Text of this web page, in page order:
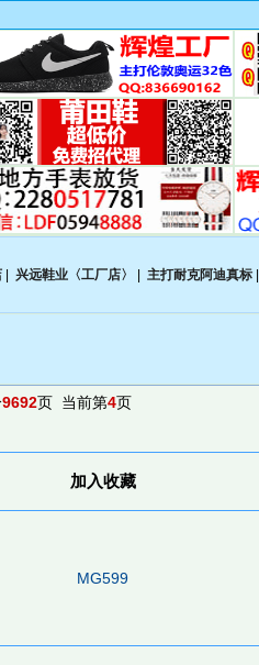
| 兴远鞋业〈工厂店〉 主打耐克阿迪真标|
9692页 当前第4页
加入收藏
MG599